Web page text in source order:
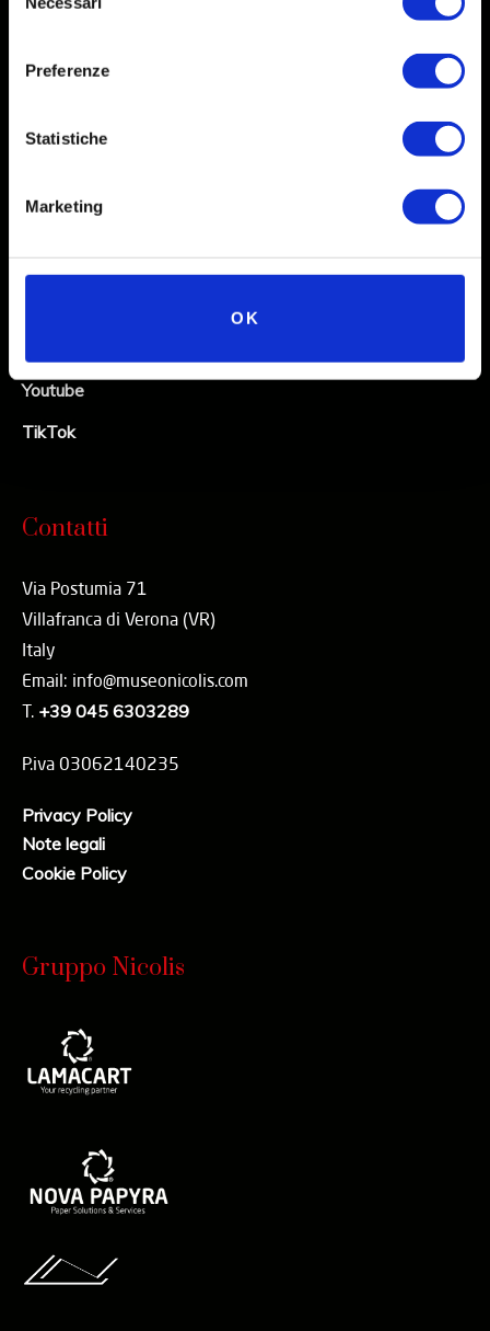
del
Preferenze
Statistiche
Marketing
OK
Instagram
Facebook
Youtube
TikTok
Contatti
Via Postumia 71
Villafranca di Verona (VR)
Italy
Email: info@museonicolis.com
T. +39 045 6303289
P.iva 03062140235
Privacy Policy
Note legali
Cookie Policy
Gruppo Nicolis